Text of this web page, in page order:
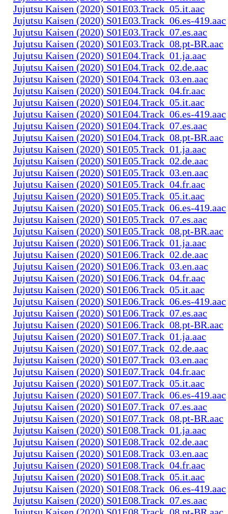
Jujutsu Kaisen (2020) S01E03.Track_05.it.aac
Jujutsu Kaisen (2020) S01E03.Track_06.es-419.aac
Jujutsu Kaisen (2020) S01E03.Track_07.es.aac
Jujutsu Kaisen (2020) S01E03.Track_08.pt-BR.aac
Jujutsu Kaisen (2020) S01E04.Track_01.ja.aac
Jujutsu Kaisen (2020) S01E04.Track_02.de.aac
Jujutsu Kaisen (2020) S01E04.Track_03.en.aac
Jujutsu Kaisen (2020) S01E04.Track_04.fr.aac
Jujutsu Kaisen (2020) S01E04.Track_05.it.aac
Jujutsu Kaisen (2020) S01E04.Track_06.es-419.aac
Jujutsu Kaisen (2020) S01E04.Track_07.es.aac
Jujutsu Kaisen (2020) S01E04.Track_08.pt-BR.aac
Jujutsu Kaisen (2020) S01E05.Track_01.ja.aac
Jujutsu Kaisen (2020) S01E05.Track_02.de.aac
Jujutsu Kaisen (2020) S01E05.Track_03.en.aac
Jujutsu Kaisen (2020) S01E05.Track_04.fr.aac
Jujutsu Kaisen (2020) S01E05.Track_05.it.aac
Jujutsu Kaisen (2020) S01E05.Track_06.es-419.aac
Jujutsu Kaisen (2020) S01E05.Track_07.es.aac
Jujutsu Kaisen (2020) S01E05.Track_08.pt-BR.aac
Jujutsu Kaisen (2020) S01E06.Track_01.ja.aac
Jujutsu Kaisen (2020) S01E06.Track_02.de.aac
Jujutsu Kaisen (2020) S01E06.Track_03.en.aac
Jujutsu Kaisen (2020) S01E06.Track_04.fr.aac
Jujutsu Kaisen (2020) S01E06.Track_05.it.aac
Jujutsu Kaisen (2020) S01E06.Track_06.es-419.aac
Jujutsu Kaisen (2020) S01E06.Track_07.es.aac
Jujutsu Kaisen (2020) S01E06.Track_08.pt-BR.aac
Jujutsu Kaisen (2020) S01E07.Track_01.ja.aac
Jujutsu Kaisen (2020) S01E07.Track_02.de.aac
Jujutsu Kaisen (2020) S01E07.Track_03.en.aac
Jujutsu Kaisen (2020) S01E07.Track_04.fr.aac
Jujutsu Kaisen (2020) S01E07.Track_05.it.aac
Jujutsu Kaisen (2020) S01E07.Track_06.es-419.aac
Jujutsu Kaisen (2020) S01E07.Track_07.es.aac
Jujutsu Kaisen (2020) S01E07.Track_08.pt-BR.aac
Jujutsu Kaisen (2020) S01E08.Track_01.ja.aac
Jujutsu Kaisen (2020) S01E08.Track_02.de.aac
Jujutsu Kaisen (2020) S01E08.Track_03.en.aac
Jujutsu Kaisen (2020) S01E08.Track_04.fr.aac
Jujutsu Kaisen (2020) S01E08.Track_05.it.aac
Jujutsu Kaisen (2020) S01E08.Track_06.es-419.aac
Jujutsu Kaisen (2020) S01E08.Track_07.es.aac